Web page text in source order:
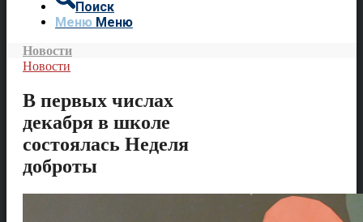
Поиск
Меню Меню
Новости
Новости
В первых числах
декабря в школе
состоялась Неделя
доброты